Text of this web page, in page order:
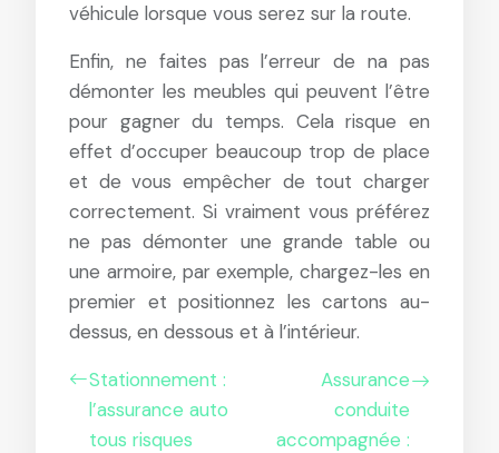
véhicule lorsque vous serez sur la route.
Enfin, ne faites pas l’erreur de na pas
démonter les meubles qui peuvent l’être
pour gagner du temps. Cela risque en
effet d’occuper beaucoup trop de place
et de vous empêcher de tout charger
correctement. Si vraiment vous préférez
ne pas démonter une grande table ou
une armoire, par exemple, chargez-les en
premier et positionnez les cartons au-
dessus, en dessous et à l’intérieur.
Stationnement :
l’assurance auto
tous risques
Assurance
conduite
accompagnée :